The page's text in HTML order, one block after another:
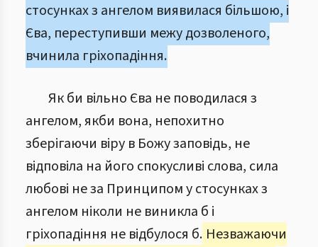
стосунках з ангелом виявилася більшою, і
Єва, переступивши межу дозволеного,
вчинила гріхопадіння.
Як би вільно Єва не поводилася з
ангелом, якби вона, непохитно
зберігаючи віру в Божу заповідь, не
відповіла на його спокусливі слова, сила
любові не за Принципом у стосунках з
ангелом ніколи не виникла б і
гріхопадіння не відбулося б. Незважаючи